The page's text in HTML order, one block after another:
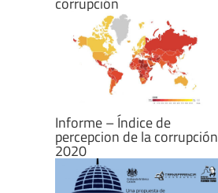
Informe – Índice de
percepcion de la corrupción
2020